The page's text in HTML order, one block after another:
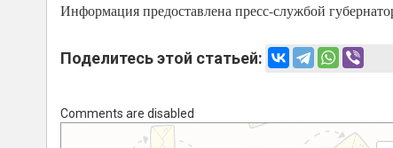
Информация предоставлена пресс-службой
Поделитесь этой статьей:
Comments are disabled